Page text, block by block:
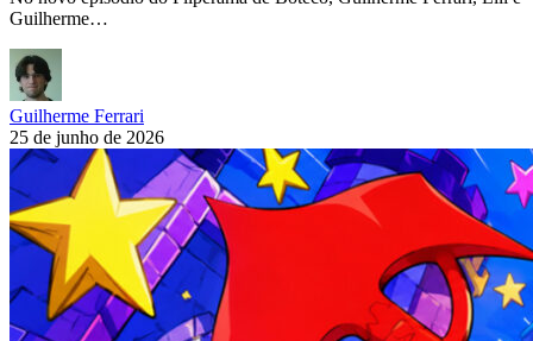
Guilherme…
Guilherme Ferrari
25 de junho de 2026